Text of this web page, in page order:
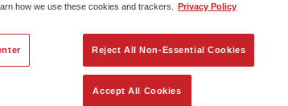
Standofleet Industrie 2K
how we use these cookies and trackers.
Privacy Policy
Reject All Non-Essential Cookies
Accept All Cookies